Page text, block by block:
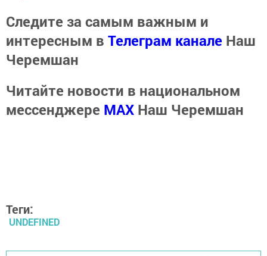
Следите за самым важным и
интересным в Телеграм канале Наш
Черемшан
Читайте новости в национальном
мессенджере MАХ Наш Черемшан
Теги:
UNDEFINED